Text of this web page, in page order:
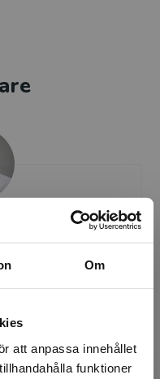
Om
att anpassa innehållet
funktioner
docent i
Tekniska